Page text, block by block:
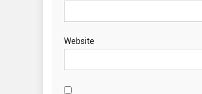
Website